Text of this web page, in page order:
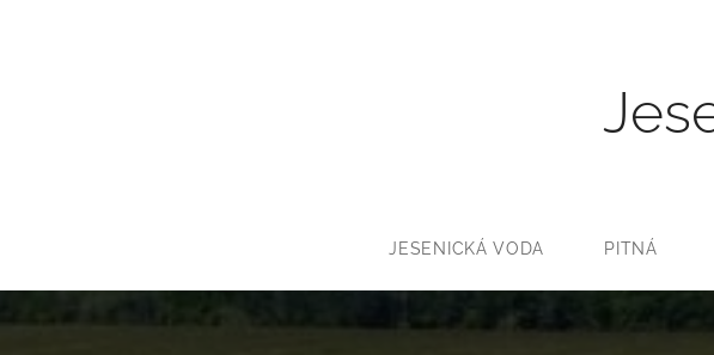
JESENICKÁ VODA PITNÁ